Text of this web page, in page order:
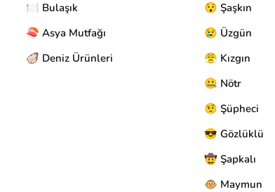
🍽️ Bulaşık
🍣 Asya Mutfağı
🦪 Deniz Ürünleri
😯 Şaşkın
😢 Üzgün
😤 Kızgın
🤐 Nötr
🤨 Şüpheci
😎 Gözlüklü
🤠 Şapkalı
🐵 Maymun